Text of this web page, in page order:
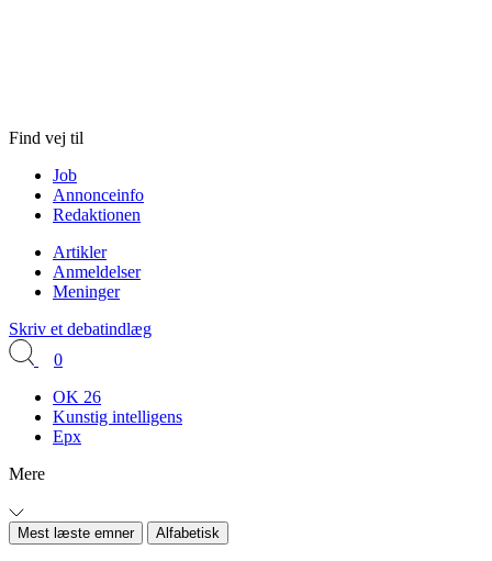
Find vej til
Job
Annonceinfo
Redaktionen
Artikler
Anmeldelser
Meninger
Skriv et debatindlæg
0
OK 26
Kunstig intelligens
Epx
Mere
Mest læste emner Alfabetisk